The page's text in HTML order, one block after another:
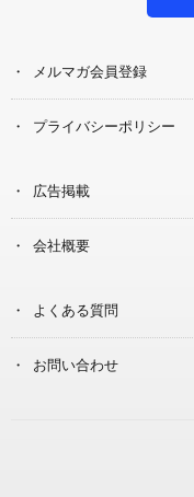
メルマガ会員登録
プライバシーポリシー
広告掲載
会社概要
よくある質問
お問い合わせ